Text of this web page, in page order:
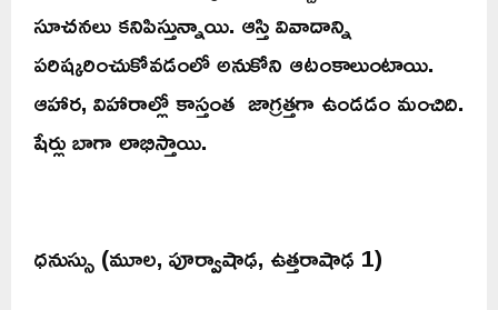
సూచనలు కనిపిస్తున్నాయి. ఆస్తి వివాదాన్ని
పరిష్కరించుకోవడంలో అనుకోని ఆటంకాలుంటాయి.
ఆహార, విహారాల్లో కాస్తంత జాగ్రత్తగా ఉండడం మంచిది.
షేర్లు బాగా లాభిస్తాయి.
ధనుస్సు (మూల, పూర్వాషాఢ, ఉత్తరాషాఢ 1)